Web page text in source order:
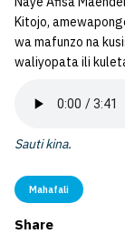
Kitojo,
wa mafunzo na
waliyopata ili
Sauti kina.
Mahafali
Share